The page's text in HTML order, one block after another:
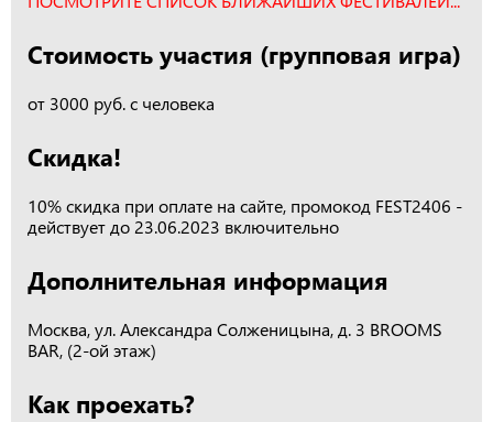
Стоимость участия (групповая игра)
от 3000 руб. с человека
Скидка!
10% скидка при оплате на сайте, промокод FEST2406 -
действует до 23.06.2023 включительно
Дополнительная информация
Москва, ул. Александра Солженицына, д. 3 BROOMS
BAR, (2-ой этаж)
Как проехать?